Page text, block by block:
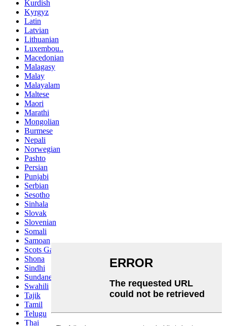
Kurdish
Kyrgyz
Latin
Latvian
Lithuanian
Luxembou..
Macedonian
Malagasy
Malay
Malayalam
Maltese
Maori
Marathi
Mongolian
Burmese
Nepali
Norwegian
Pashto
Persian
Punjabi
Serbian
Sesotho
Sinhala
Slovak
Slovenian
Somali
Samoan
Scots Gaelic
Shona
Sindhi
Sundanese
Swahili
Tajik
Tamil
Telugu
Thai